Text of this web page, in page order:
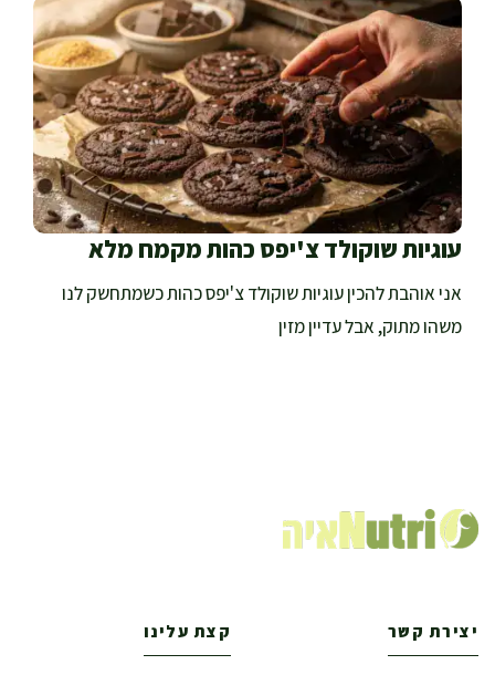
עוגיות שוקולד צ'יפס כהות מקמח מלא
אני אוהבת להכין עוגיות שוקולד צ'יפס כהות כשמתחשק לנו
משהו מתוק, אבל עדיין מזין
יצירת קשר קצת עלינו